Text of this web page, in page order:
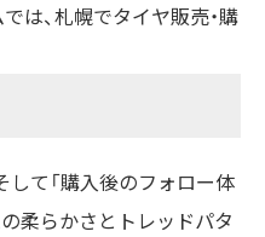
は、札幌でタイヤ販売・購
して「購入後のフォロー体
柔らかさとトレッドパタ